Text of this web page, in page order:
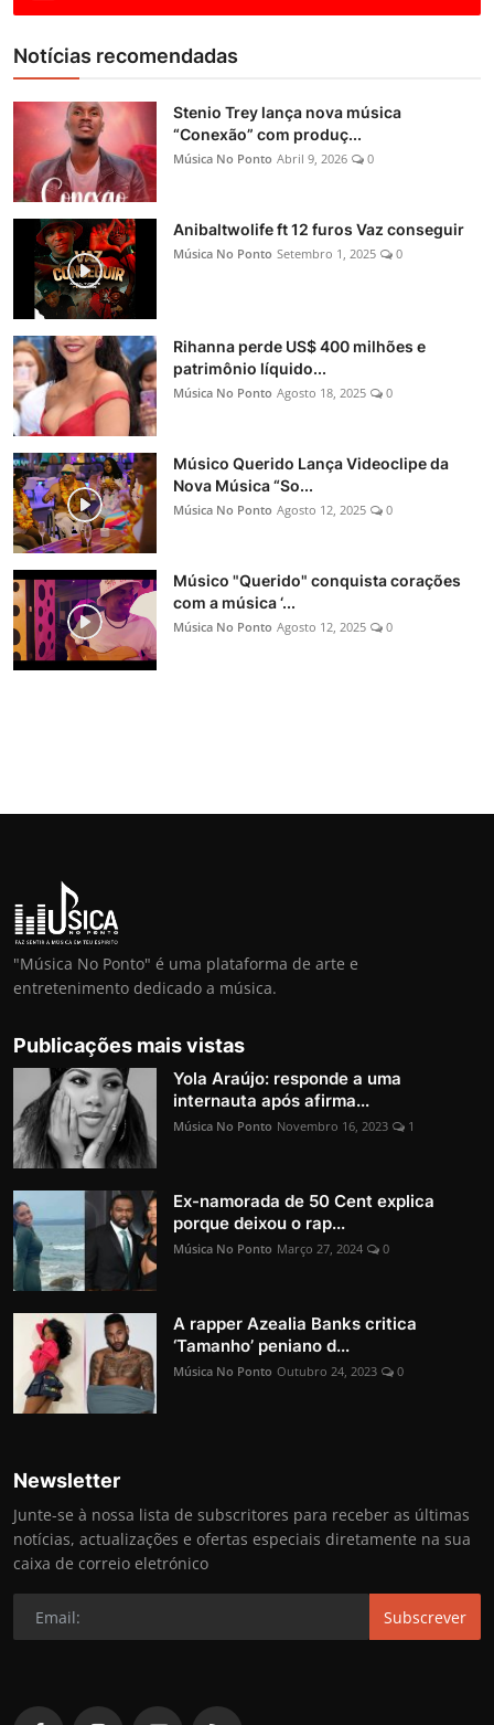
Notícias recomendadas
Stenio Trey lança nova música
“Conexão” com produç...
Música No Ponto Abril 9, 2026 0
Anibaltwolife ft 12 furos Vaz conseguir
Música No Ponto Setembro 1, 2025 0
Rihanna perde US$ 400 milhões e
patrimônio líquido...
Música No Ponto Agosto 18, 2025 0
Músico Querido Lança Videoclipe da
Nova Música “So...
Música No Ponto Agosto 12, 2025 0
Músico "Querido" conquista corações
com a música ‘...
Música No Ponto Agosto 12, 2025 0
"Música No Ponto" é uma plataforma de arte e
entretenimento dedicado a música.
Publicações mais vistas
Yola Araújo: responde a uma
internauta após afirma...
Música No Ponto Novembro 16, 2023 1
Ex-namorada de 50 Cent explica
porque deixou o rap...
Música No Ponto Março 27, 2024 0
A rapper Azealia Banks critica
‘Tamanho’ peniano d...
Música No Ponto Outubro 24, 2023 0
Newsletter
Junte-se à nossa lista de subscritores para receber as últimas
notícias, actualizações e ofertas especiais diretamente na sua
caixa de correio eletrónico
Subscrever